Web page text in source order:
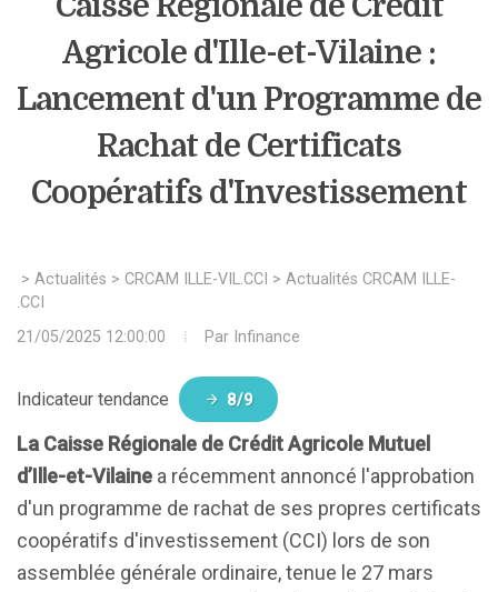
Agricole d'Ille-et-Vilaine :
Lancement d'un Programme de
Rachat de Certificats
Coopératifs d'Investissement
> Actualités > CRCAM ILLE-VIL.CCI > Actualités CRCAM ILLE-
21/05/2025 12:00:00
Par Infinance
Indicateur tendance 8/9
La Caisse Régionale de Crédit Agricole Mutuel
d’Ille-et-Vilaine a récemment annoncé l'approbation
d'un programme de rachat de ses propres certificats
coopératifs d'investissement (CCI) lors de son
assemblée générale ordinaire, tenue le 27 mars